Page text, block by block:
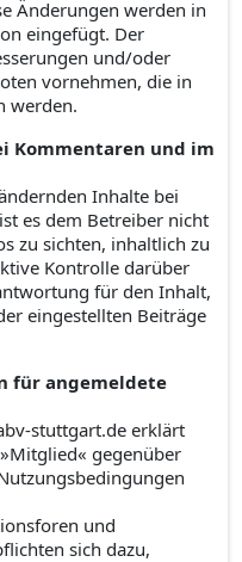
Änderungen werden in
eingefügt. Der
und/oder
vornehmen, die in
werden.
Kommentaren und im
Inhalte bei
es dem Betreiber nicht
zu sichten, inhaltlich zu
Kontrolle darüber
für den Inhalt,
eingestellten Beiträge
für angemeldete
stuttgart.de erklärt
gegenüber
und
sich dazu,